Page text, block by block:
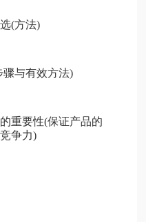
(方法)
骤与有效方法)
重要性(保证产品的
争力)